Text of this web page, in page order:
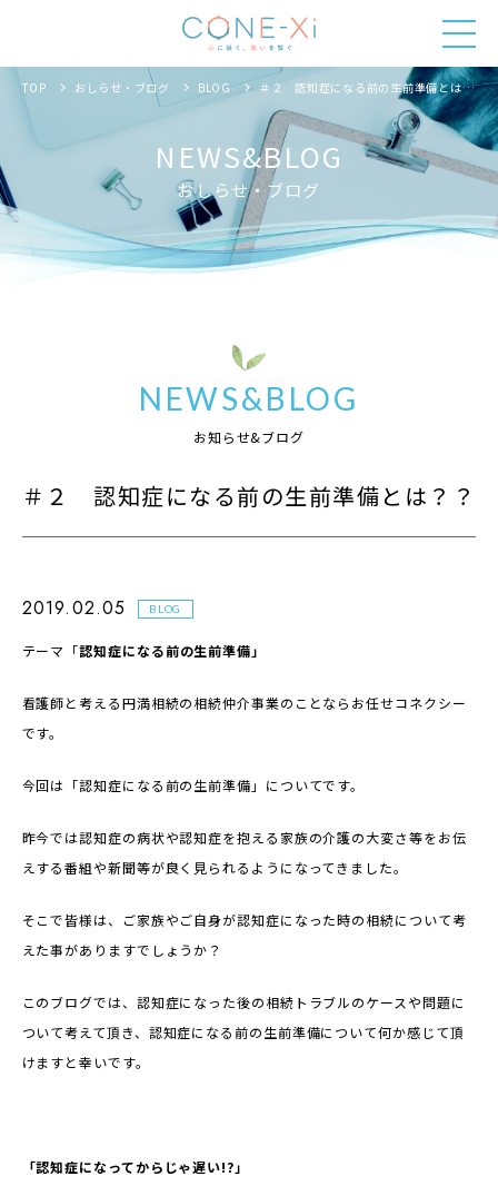
TOP おしらせ・ブログ BLOG ＃２ 認知症になる前の生前準備とは？？
NEWS&BLOG
おしらせ・ブログ
NEWS&BLOG
お知らせ&ブログ
＃２ 認知症になる前の生前準備とは？？
2019.02.05 BLOG
テーマ「認知症になる前の生前準備」
看護師と考える円満相続の相続仲介事業のことならお任せコネクシー
です。
今回は「認知症になる前の生前準備」についてです。
昨今では認知症の病状や認知症を抱える家族の介護の大変さ等をお伝
えする番組や新聞等が良く見られるようになってきました。
そこで皆様は、ご家族やご自身が認知症になった時の相続について考
えた事がありますでしょうか？
このブログでは、認知症になった後の相続トラブルのケースや問題に
ついて考えて頂き、認知症になる前の生前準備について何か感じて頂
けますと幸いです。
「認知症になってからじゃ遅い!?」